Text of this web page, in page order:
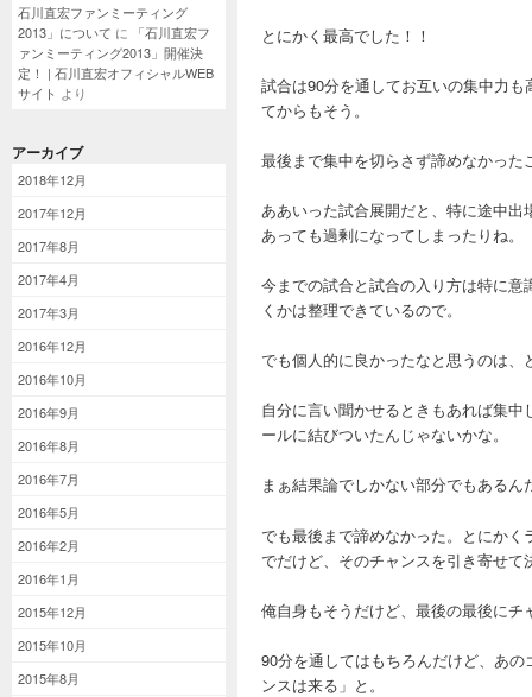
石川直宏ファンミーティング
2013」について に
「石川直宏フ
ァンミーティング2013」開催決
定！ | 石川直宏オフィシャルWEB
サイト より
アーカイブ
2018年12月
2017年12月
2017年8月
2017年4月
2017年3月
2016年12月
2016年10月
2016年9月
2016年8月
2016年7月
2016年5月
2016年2月
2016年1月
2015年12月
2015年10月
2015年8月
とにかく最高でした！！
試合は90分を通してお互いの集中力
てからもそう。
最後まで集中を切らさず諦めなかっ
ああいった試合展開だと、特に途中
あっても過剰になってしまったりね。
今までの試合と試合の入り方は特に
くかは整理できているので。
でも個人的に良かったなと思うのは
自分に言い聞かせるときもあれば集
ールに結びついたんじゃないかな。
まぁ結果論でしかない部分でもあるん
でも最後まで諦めなかった。とにか
でだけど、そのチャンスを引き寄せて
俺自身もそうだけど、最後の最後に
90分を通してはもちろんだけど、あ
ンスは来る」と。